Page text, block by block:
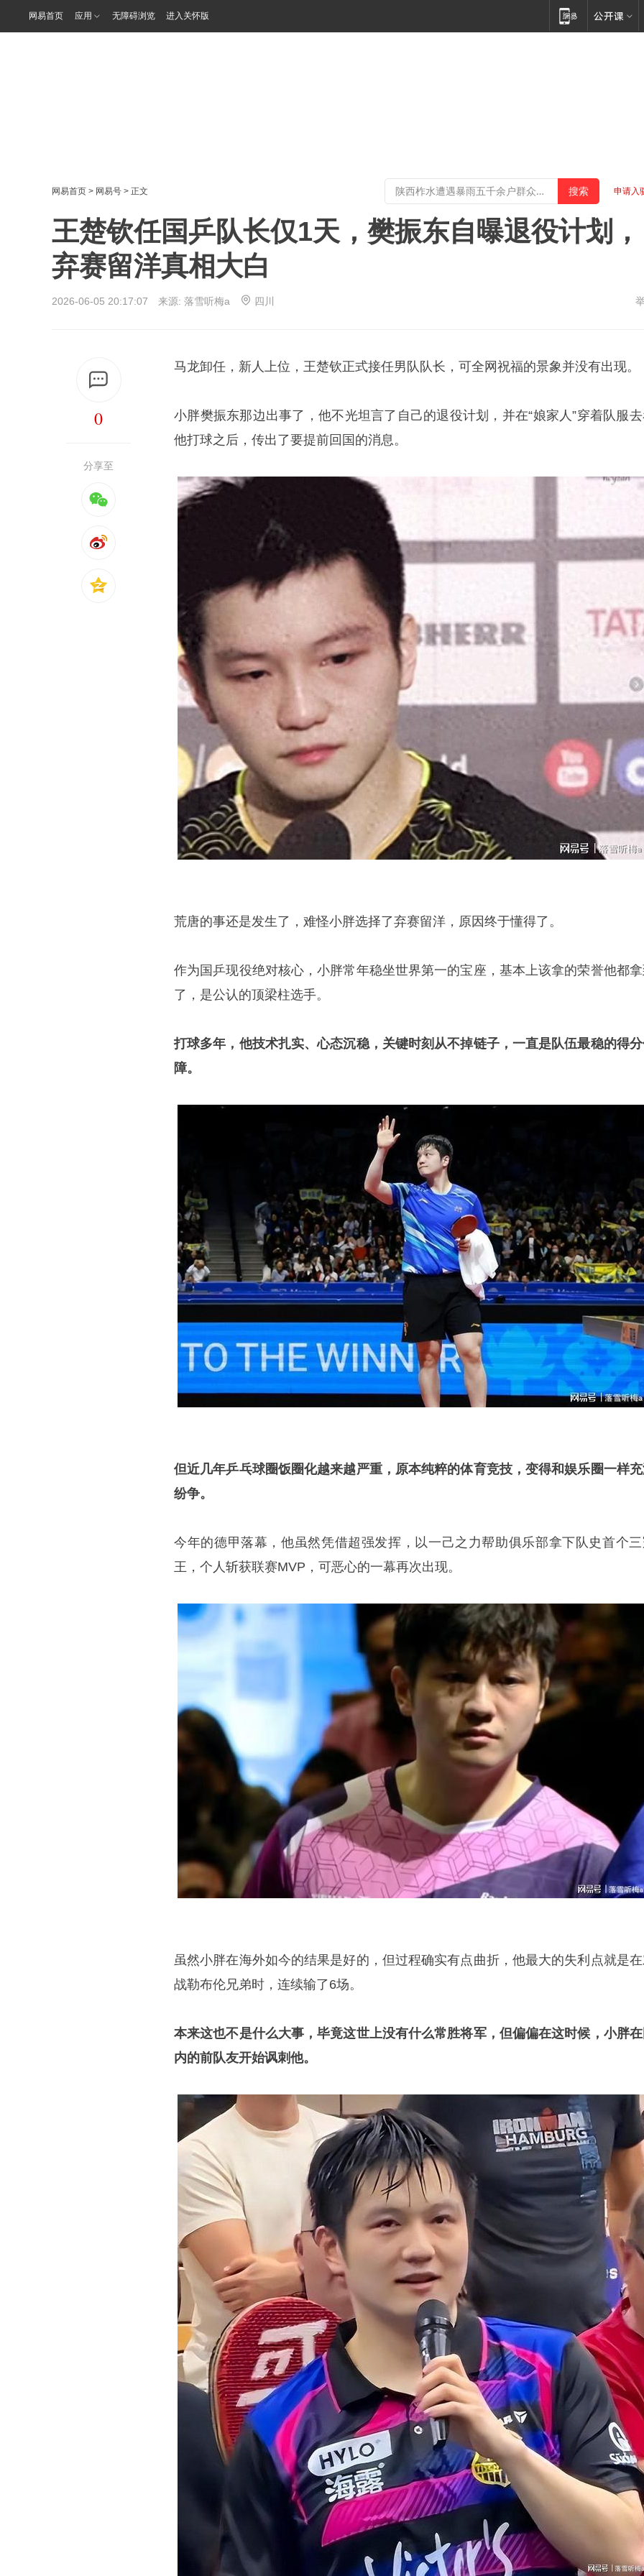
网易首页 应用 无障碍浏览 进入关怀版
网易首页 > 网易号 > 正文 申请入
王楚钦任国乒队长仅1天，樊振东自曝退役计划，
弃赛留洋真相大白
2026-06-05 20:17:07 来源: 落雪听梅a 四川
0
分享至
马龙卸任，新人上位， 王楚钦正式接任男队队长，可全网祝福的景象并没有出现。
小胖樊振东那边出事了，他不光坦言了自己的退役计划，并在“娘家人”穿着队服
他打球之后，传出了要提前回国的消息。
荒唐的事还是发生了，难怪小胖选择了弃赛留洋，原因终于懂得了。
作为国乒现役绝对核心，小胖常年稳坐世界第一的宝座，基本上该拿的荣誉他都
了，是公认的顶梁柱选手。
打球多年，他技术扎实、心态沉稳，关键时刻从不掉链子，一直是队伍最稳的得
障。
但近几年乒乓球圈饭圈化越来越严重，原本纯粹的体育竞技，变得和娱乐圈一样
纷争。
今年的德甲落幕，他虽然凭借超强发挥，以一己之力帮助俱乐部拿下队史首个
王，个人斩获联赛MVP，可恶心的一幕再次出现。
虽然小胖在海外如今的结果是好的，但过程确实有点曲折，他最大的失利点就是
战勒布伦兄弟时，连续输了6场。
本来这也不是什么大事，毕竟这世上没有什么常胜将军，但偏偏在这时候，小胖
内的前队友开始讽刺他。